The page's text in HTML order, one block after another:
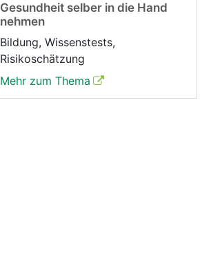
Gesundheit selber in die Hand
nehmen
Bildung, Wissenstests,
Risikoschätzung
Mehr zum Thema